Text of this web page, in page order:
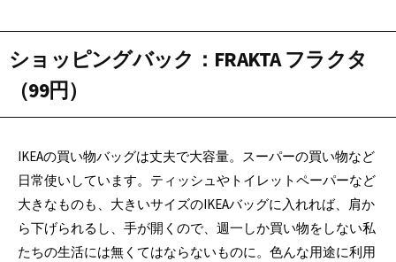
ショッピングバック：FRAKTA フラクタ
（99円）
IKEAの買い物バッグは丈夫で大容量。スーパーの買い物など
日常使いしています。ティッシュやトイレットペーパーなど
大きなものも、大きいサイズのIKEAバッグに入れれば、肩か
ら下げられるし、手が開くので、週一しか買い物をしない私
たちの生活には無くてはならないものに。色んな用途に利用